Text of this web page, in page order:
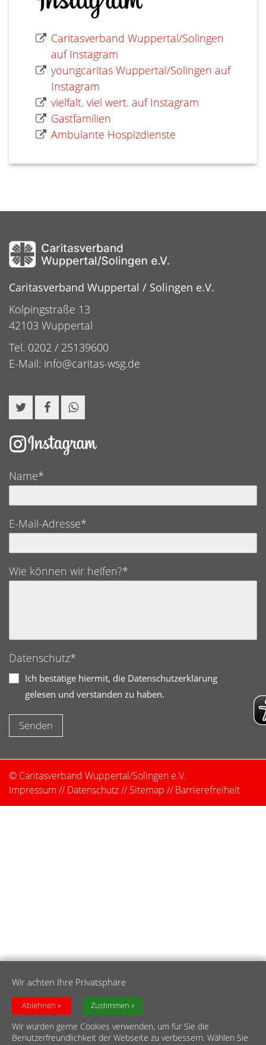
Wir achten Ihre Privatsphäre
Ablehnen Zustimmen
Wir würden gerne Cookies verwenden, um für Sie die
Benutzerfreundlichkeit der Webseite zu verbessern. Wählen Sie
Caritasverband Wuppertal/Solingen
auf Instagram
youngcaritas Wuppertal/Solingen auf
Instagram
vielfalt. viel wert. auf Instagram
Gastfamilien
Ambulante Hospizdienste
Caritasverband Wuppertal / Solingen e.V.
Kolpingstraße 13
42103 Wuppertal
Tel. 0202 / 25139600
E-Mail: info@caritas-wsg.de
Name*
E-Mail-Adresse*
Wie können wir helfen?*
Datenschutz*
Ich bestätige hiermit, die Datenschutzerklärung
gelesen und verstanden zu haben.
© Caritasverband Wuppertal/Solingen e.V.
Impressum //Datenschutz//Sitemap //Barrierefreiheit